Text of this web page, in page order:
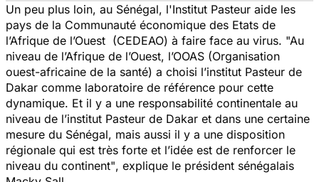
Un peu plus loin, au Sénégal, l'Institut Pasteur aide les
pays de la Communauté économique des Etats de
l’Afrique de l’Ouest (CEDEAO) à faire face au virus. "Au
niveau de l’Afrique de l’Ouest, l’OOAS (Organisation
ouest-africaine de la santé) a choisi l’institut Pasteur de
Dakar comme laboratoire de référence pour cette
dynamique. Et il y a une responsabilité continentale au
niveau de l’institut Pasteur de Dakar et dans une certaine
mesure du Sénégal, mais aussi il y a une disposition
régionale qui est très forte et l’idée est de renforcer le
niveau du continent", explique le président sénégalais